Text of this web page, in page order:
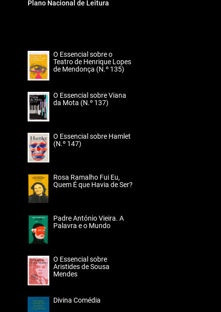
Plano Nacional de Leitura
O Essencial sobre o
Teatro de Henrique Lopes
de Mendonça (N.º 135)
O Essencial sobre Viana
da Mota (N.º 137)
O Essencial sobre Hamlet
(N.º 147)
Rosa Ramalho Fui Eu,
Quem É que Havia de Ser?
Padre António Vieira. A
Palavra e o Mundo
O Essencial sobre
Aristides de Sousa
Mendes
Divina Comédia